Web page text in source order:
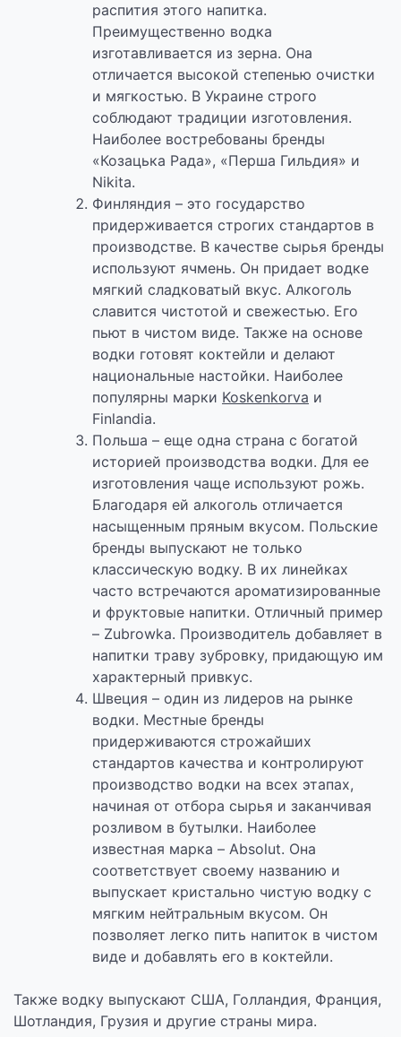
распития этого напитка.
Преимущественно водка
изготавливается из зерна. Она
отличается высокой степенью очистки
и мягкостью. В Украине строго
соблюдают традиции изготовления.
Наиболее востребованы бренды
«Козацька Рада», «Перша Гильдия» и
Nikita.
Финляндия – это государство
придерживается строгих стандартов в
производстве. В качестве сырья бренды
используют ячмень. Он придает водке
мягкий сладковатый вкус. Алкоголь
славится чистотой и свежестью. Его
пьют в чистом виде. Также на основе
водки готовят коктейли и делают
национальные настойки. Наиболее
популярны марки Koskenkorva и
Finlandia.
Польша – еще одна страна с богатой
историей производства водки. Для ее
изготовления чаще используют рожь.
Благодаря ей алкоголь отличается
насыщенным пряным вкусом. Польские
бренды выпускают не только
классическую водку. В их линейках
часто встречаются ароматизированные
и фруктовые напитки. Отличный пример
– Zubrowka. Производитель добавляет в
напитки траву зубровку, придающую им
характерный привкус.
Швеция – один из лидеров на рынке
водки. Местные бренды
придерживаются строжайших
стандартов качества и контролируют
производство водки на всех этапах,
начиная от отбора сырья и заканчивая
розливом в бутылки. Наиболее
известная марка – Absolut. Она
соответствует своему названию и
выпускает кристально чистую водку с
мягким нейтральным вкусом. Он
позволяет легко пить напиток в чистом
виде и добавлять его в коктейли.
Также водку выпускают США, Голландия, Франция,
Шотландия, Грузия и другие страны мира.